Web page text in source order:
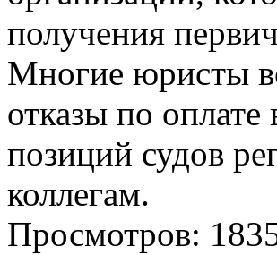
получения
Многие юристы
отказы по
позиций судов
коллегам.
Просмотров: